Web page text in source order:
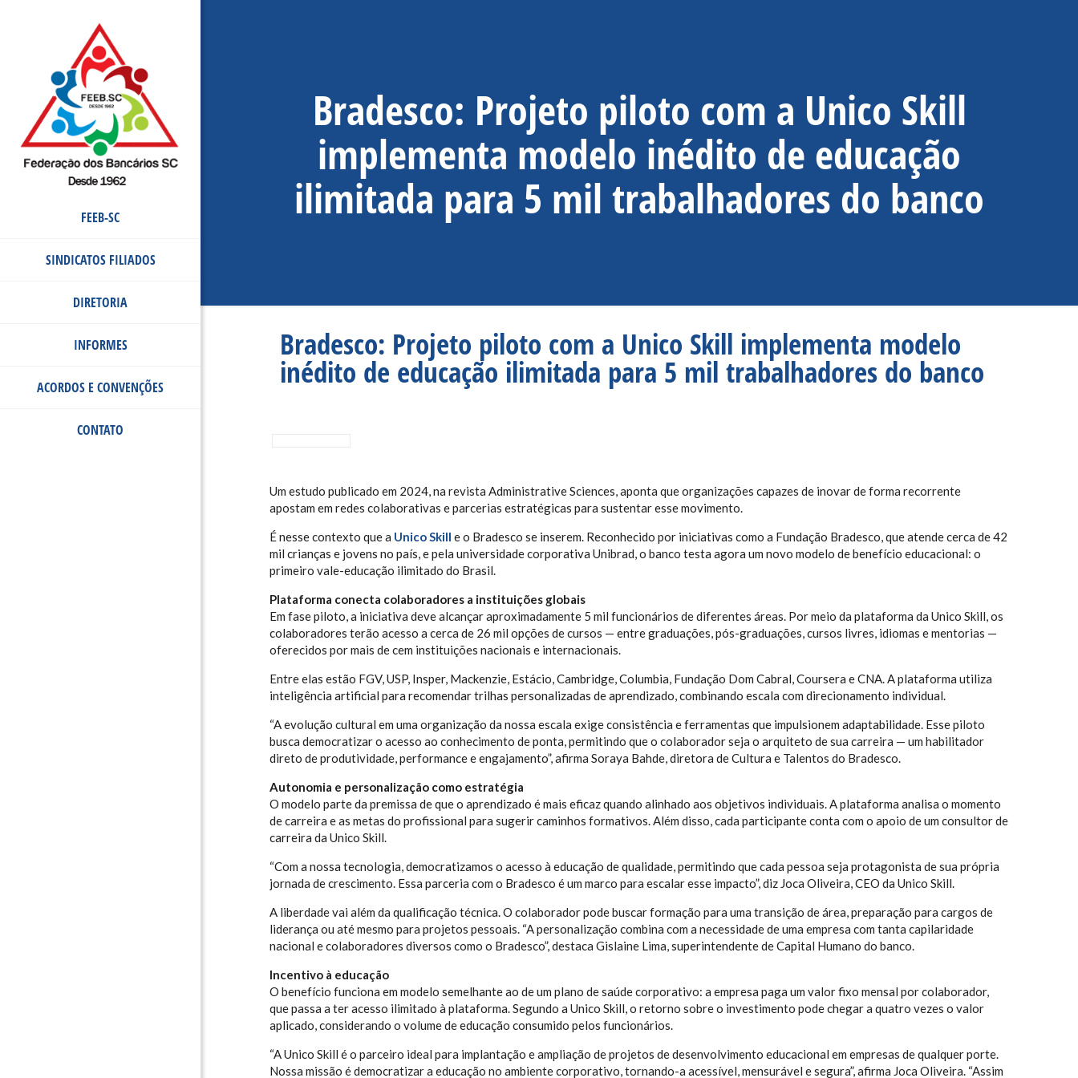
FEEB-SC
SINDICATOS FILIADOS
DIRETORIA
INFORMES
ACORDOS E CONVENÇÕES
CONTATO
Bradesco: Projeto piloto com a Unico Skill
implementa modelo inédito de educação
ilimitada para 5 mil trabalhadores do banco
Bradesco: Projeto piloto com a Unico Skill implementa modelo
inédito de educação ilimitada para 5 mil trabalhadores do banco
Um estudo publicado em 2024, na revista Administrative Sciences, aponta que organizações capazes de inovar de forma recorrente
apostam em redes colaborativas e parcerias estratégicas para sustentar esse movimento.
É nesse contexto que a Unico Skille o Bradesco se inserem. Reconhecido por iniciativas como a Fundação Bradesco, que atende cerca de 42
mil crianças e jovens no país, e pela universidade corporativa Unibrad, o banco testa agora um novo modelo de benefício educacional: o
primeiro vale-educação ilimitado do Brasil.
Plataforma conecta colaboradores a instituições globais
Em fase piloto, a iniciativa deve alcançar aproximadamente 5 mil funcionários de diferentes áreas. Por meio da plataforma da Unico Skill, os
colaboradores terão acesso a cerca de 26 mil opções de cursos — entre graduações, pós-graduações, cursos livres, idiomas e mentorias —
oferecidos por mais de cem instituições nacionais e internacionais.
Entre elas estão FGV, USP, Insper, Mackenzie, Estácio, Cambridge, Columbia, Fundação Dom Cabral, Coursera e CNA. A plataforma utiliza
inteligência artificial para recomendar trilhas personalizadas de aprendizado, combinando escala com direcionamento individual.
“A evolução cultural em uma organização da nossa escala exige consistência e ferramentas que impulsionem adaptabilidade. Esse piloto
busca democratizar o acesso ao conhecimento de ponta, permitindo que o colaborador seja o arquiteto de sua carreira — um habilitador
direto de produtividade, performance e engajamento”, afirma Soraya Bahde, diretora de Cultura e Talentos do Bradesco.
Autonomia e personalização como estratégia
O modelo parte da premissa de que o aprendizado é mais eficaz quando alinhado aos objetivos individuais. A plataforma analisa o momento
de carreira e as metas do profissional para sugerir caminhos formativos. Além disso, cada participante conta com o apoio de um consultor de
carreira da Unico Skill.
“Com a nossa tecnologia, democratizamos o acesso à educação de qualidade, permitindo que cada pessoa seja protagonista de sua própria
jornada de crescimento. Essa parceria com o Bradesco é um marco para escalar esse impacto”, diz Joca Oliveira, CEO da Unico Skill.
A liberdade vai além da qualificação técnica. O colaborador pode buscar formação para uma transição de área, preparação para cargos de
liderança ou até mesmo para projetos pessoais. “A personalização combina com a necessidade de uma empresa com tanta capilaridade
nacional e colaboradores diversos como o Bradesco”, destaca Gislaine Lima, superintendente de Capital Humano do banco.
Incentivo à educação
O benefício funciona em modelo semelhante ao de um plano de saúde corporativo: a empresa paga um valor fixo mensal por colaborador,
que passa a ter acesso ilimitado à plataforma. Segundo a Unico Skill, o retorno sobre o investimento pode chegar a quatro vezes o valor
aplicado, considerando o volume de educação consumido pelos funcionários.
“A Unico Skill é o parceiro ideal para implantação e ampliação de projetos de desenvolvimento educacional em empresas de qualquer porte.
Nossa missão é democratizar a educação no ambiente corporativo, tornando-a acessível, mensurável e segura”, afirma Joca Oliveira. “Assim